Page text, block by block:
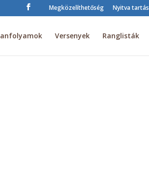
Megközelíthetőség Nyitva tartás
Versenyek Ranglisták